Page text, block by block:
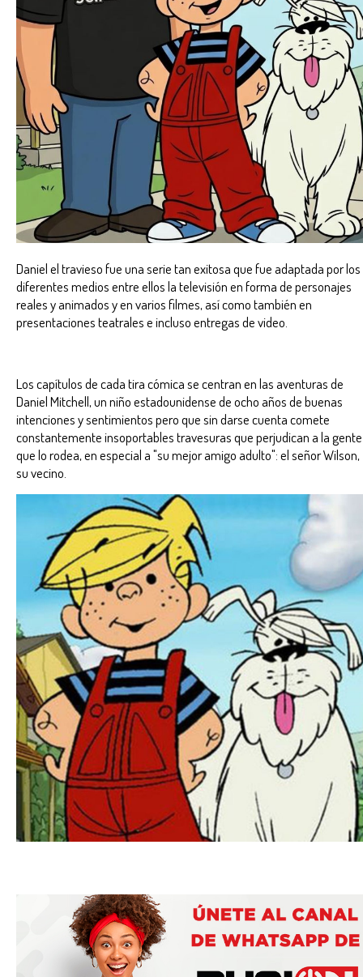
Daniel el travieso fue una serie tan exitosa que fue adaptada por los
diferentes medios entre ellos la televisión en forma de personajes
reales y animados y en varios filmes, así como también en
presentaciones teatrales e incluso entregas de video.
Los capítulos de cada tira cómica se centran en las aventuras de
Daniel Mitchell, un niño estadounidense de ocho años de buenas
intenciones y sentimientos pero que sin darse cuenta comete
constantemente insoportables travesuras que perjudican a la gente
que lo rodea, en especial a "su mejor amigo adulto": el señor Wilson,
su vecino.